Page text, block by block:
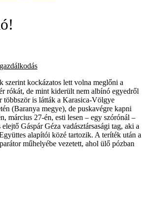
szerint kockázatos lett volna meglőni a
rókát, de mint kiderült nem albínó egyedről
többször is látták a Karasica-Völgye
(Baranya megye), de puskavégre kapni
március 27-én, esti lesen – egy szórónál –
Gáspár Géza vadásztársasági tag, aki a
alapítói közé tartozik. A teríték után a
műhelyébe vezetett, ahol ülő pózban